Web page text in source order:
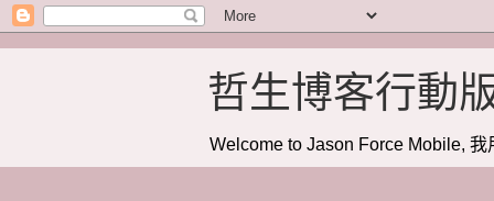
哲生博客行動
Welcome to Jason Force Mobile, 我